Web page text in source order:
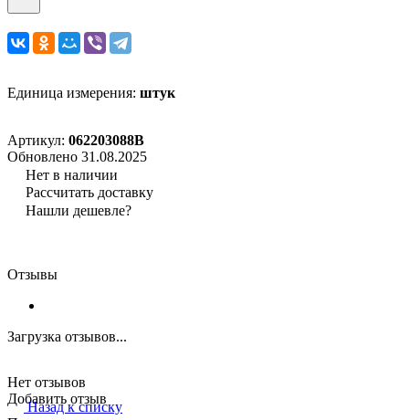
Единица измерения: штук
Артикул: 062203088B
Обновлено 31.08.2025
Нет в наличии
Рассчитать доставку
Нашли дешевле?
Отзывы
Загрузка отзывов...
Нет отзывов
Добавить отзыв
Назад к списку